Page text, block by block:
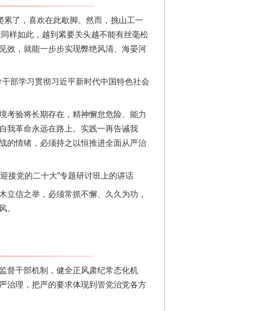
了，喜欢在此歇脚。然而，挑山工一
样如此，越到紧要关头越不能有丝毫松
效，就能一步步实现弊绝风清、海晏河
学习贯彻习近平新时代中国特色社会
验将长期存在，精神懈怠危险、能力
我革命永远在路上。实践一再告诫我
的情绪，必须持之以恒推进全面从严治
党的二十大”专题研讨班上的讲话
信之举，必须常抓不懈、久久为功，
。
干部机制，健全正风肃纪常态化机
治理，把严的要求体现到管党治党各方